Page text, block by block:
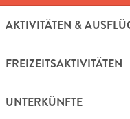
AKTIVITÄTEN &
FREIZEITSAKTIVITÄTEN
UNTERKÜNFTE
sind, die Natur lieben
finden Sie eine
Ihren Osterferien in
Fall verpassen